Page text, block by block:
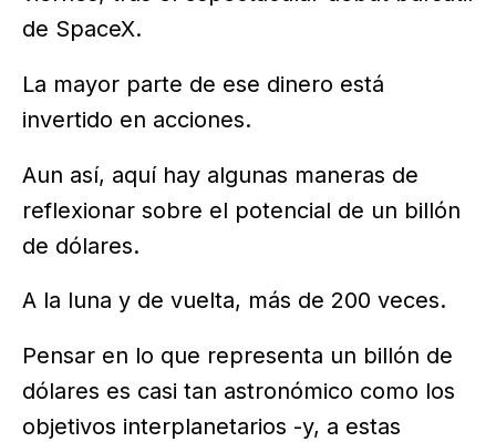
de SpaceX.
La mayor parte de ese dinero está
invertido en acciones.
Aun así, aquí hay algunas maneras de
reflexionar sobre el potencial de un billón
de dólares.
A la luna y de vuelta, más de 200 veces.
Pensar en lo que representa un billón de
dólares es casi tan astronómico como los
objetivos interplanetarios -y, a estas